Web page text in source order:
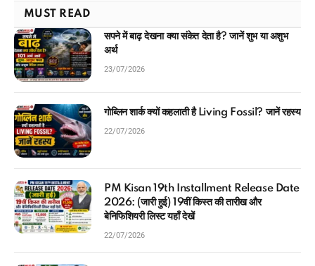
MUST READ
सपने में बाढ़ देखना क्या संकेत देता है? जानें शुभ या अशुभ
अर्थ
23/07/2026
गोब्लिन शार्क क्यों कहलाती है Living Fossil? जानें रहस्य
22/07/2026
PM Kisan 19th Installment Release Date
2026: (जारी हुई) 19वीं किस्त की तारीख और
बेनिफिशियरी लिस्ट यहाँ देखें
22/07/2026